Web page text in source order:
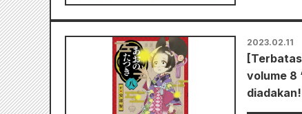
2023.02.11
volume 8
diadakan!